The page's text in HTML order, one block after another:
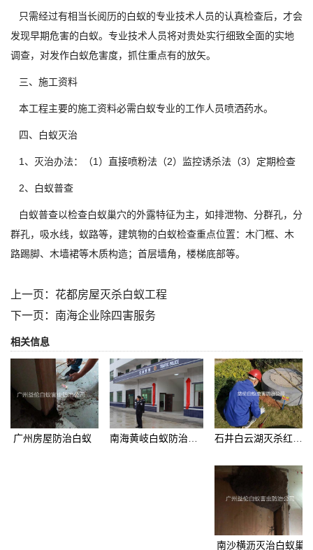
只需经过有相当长阅历的白蚁的专业技术人员的认真检查后，才会
发现早期危害的白蚁。专业技术人员将对贵处实行细致全面的实地
调查，对发作白蚁危害度，抓住重点有的放矢。
三、施工资料
本工程主要的施工资料必需白蚁专业的工作人员喷洒药水。
四、白蚁灭治
1、灭治办法：（1）直接喷粉法（2）监控诱杀法（3）定期检查
2、白蚁普查
白蚁普查以检查白蚁巢穴的外露特征为主，如排泄物、分群孔，分
群孔，吸水线，蚁路等，建筑物的白蚁检查重点位置：木门框、木
路踢脚、木墙裙等木质构造；首层墙角，楼梯底部等。
上一页： 花都房屋灭杀白蚁工程
下一页： 南海企业除四害服务
相关信息
广州房屋防治白蚁 石井白云湖灭杀红火蚁
南沙横沥灭治白蚁巢